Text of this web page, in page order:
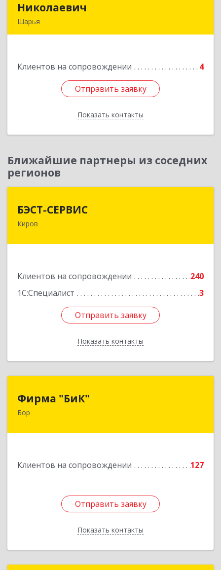
Николаевич
Шарья
Клиентов на сопровождении 4
Отправить заявку
Показать контакты
Отправить заявку
Назад
Ближайшие партнеры из соседних
регионов
БЭСТ-СЕРВИС
Киров
Клиентов на сопровождении
240
1С:Специалист
3
Отправить заявку
Показать контакты
Отправить заявку
Назад
Фирма "БиК"
Бор
Клиентов на сопровождении 127
Отправить заявку
Показать контакты
606440, Нижегородская обл, Бор г, Советская
Отправить заявку
Назад